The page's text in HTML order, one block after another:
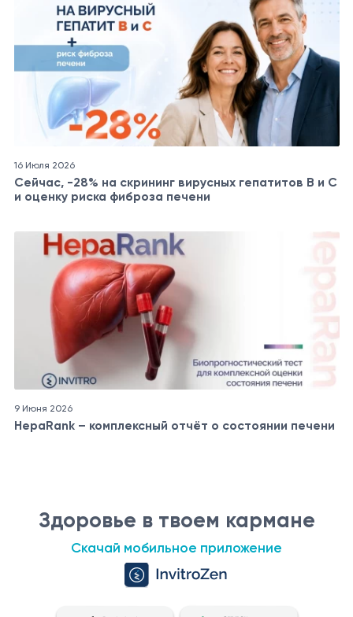
16 Июля 2026
Сейчас, -28% на скрининг вирусных гепатитов B и C
и оценку риска фиброза печени
9 Июня 2026
HepaRank – комплексный отчёт о состоянии печени
Здоровье в твоем кармане
Скачай мобильное приложение